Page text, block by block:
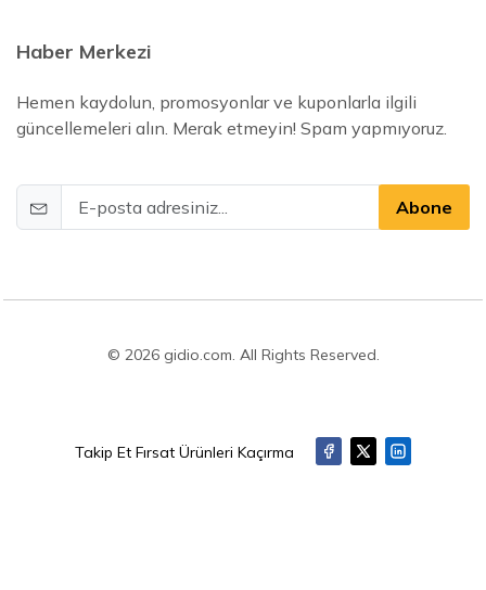
Haber Merkezi
Hemen kaydolun, promosyonlar ve kuponlarla ilgili
güncellemeleri alın. Merak etmeyin! Spam yapmıyoruz.
Abone
© 2026 gidio.com. All Rights Reserved.
Takip Et Fırsat Ürünleri Kaçırma